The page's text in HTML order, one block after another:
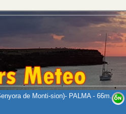
de Monti-sion)- PALMA - 66m.